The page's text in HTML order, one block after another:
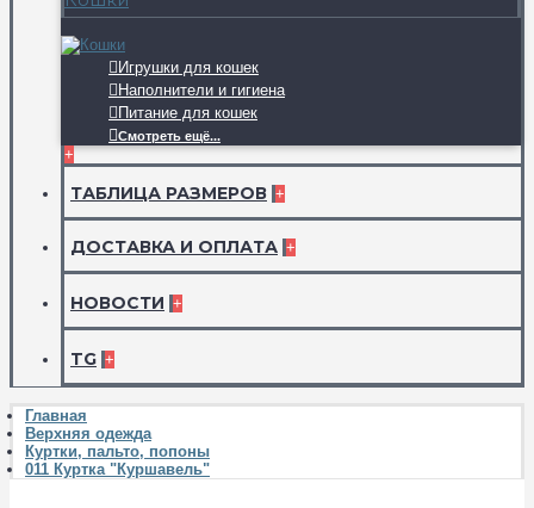
Игрушки для кошек
Наполнители и гигиена
Питание для кошек
Смотреть ещё...
+
ТАБЛИЦА РАЗМЕРОВ +
ДОСТАВКА И ОПЛАТА +
НОВОСТИ +
TG +
Главная
Верхняя одежда
Куртки, пальто, попоны
011 Куртка "Куршавель"